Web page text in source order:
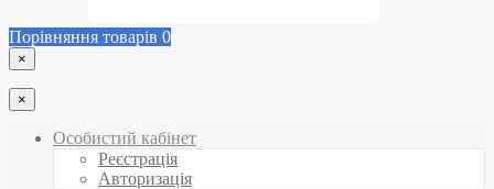
Порівняння товарів 0
×
×
Особистий кабінет
Реєстрація
Авторизація